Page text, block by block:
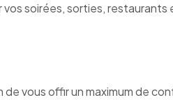
vos soirées, sorties, restaurants
de vous offir un maximum de